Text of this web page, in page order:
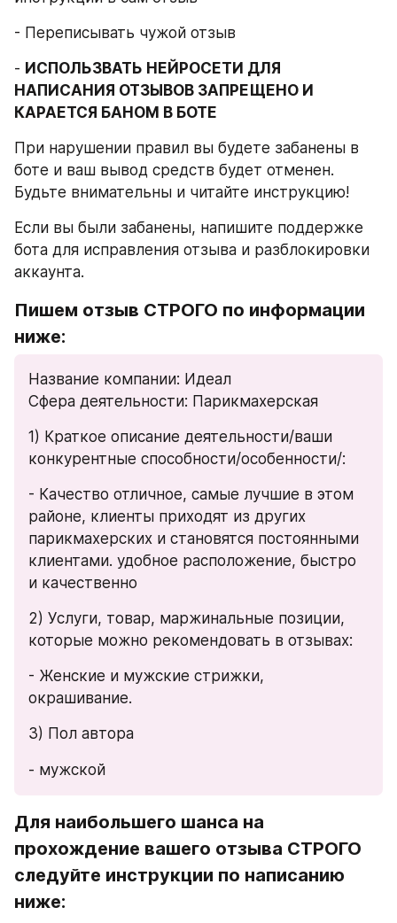
- Переписывать чужой отзыв
- ИСПОЛЬЗВАТЬ НЕЙРОСЕТИ ДЛЯ
НАПИСАНИЯ ОТЗЫВОВ ЗАПРЕЩЕНО И
КАРАЕТСЯ БАНОМ В БОТЕ
При нарушении правил вы будете забанены в
боте и ваш вывод средств будет отменен.
Будьте внимательны и читайте инструкцию!
Если вы были забанены, напишите поддержке
бота для исправления отзыва и разблокировки
аккаунта.
Пишем отзыв СТРОГО по информации
ниже:
Название компании: Идеал
Сфера деятельности: Парикмахерская
1) Краткое описание деятельности/ваши
конкурентные способности/особенности/:
- Качество отличное, самые лучшие в этом
районе, клиенты приходят из других
парикмахерских и становятся постоянными
клиентами. удобное расположение, быстро
и качественно
2) Услуги, товар, маржинальные позиции,
которые можно рекомендовать в отзывах:
- Женские и мужские стрижки,
окрашивание.
3) Пол автора
- мужской
Для наибольшего шанса на
прохождение вашего отзыва СТРОГО
следуйте инструкции по написанию
ниже: